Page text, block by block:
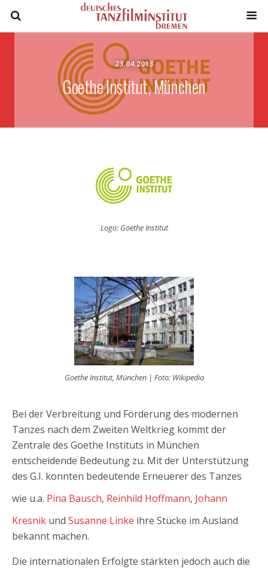
23.04.2013
Goethe Institut, München
Logo: Goethe Institut
Goethe Institut, München | Foto: Wikipedia
Bei der Verbreitung und Förderung des modernen
Tanzes nach dem Zweiten Weltkrieg kommt der
Zentrale des Goethe Instituts in München
entscheidende Bedeutung zu. Mit der Unterstützung
des G.I. konnten bedeutende Erneuerer des Tanzes
wie u.a. Pina Bausch, Reinhild Hoffmann, Johann
Kresnik und Susanne Linke ihre Stücke im Ausland
bekannt machen.
Die internationalen Erfolgte stärkten jedoch auch die